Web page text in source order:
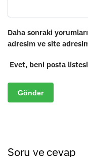
Daha sonraki
adresim ve site
Evet, beni posta
Soru ve cevap